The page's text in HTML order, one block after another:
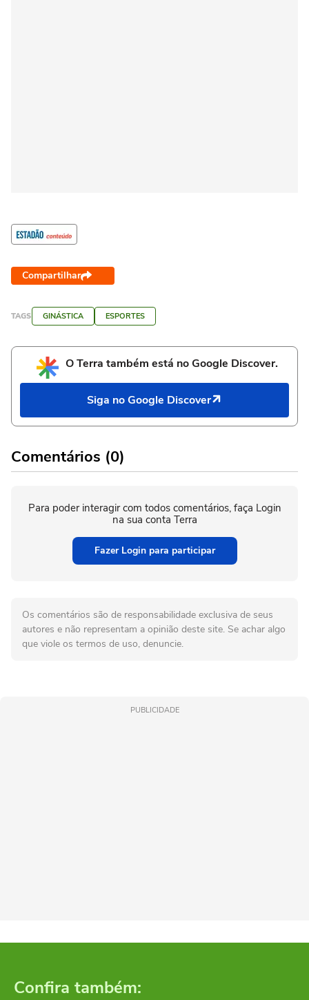
Compartilhar
TAGS GINÁSTICA ESPORTES
O Terra também está no Google Discover.
Siga no Google Discover
Comentários (0)
Para poder interagir com todos comentários, faça Login
na sua conta Terra
Fazer Login para participar
Os comentários são de responsabilidade exclusiva de seus
autores e não representam a opinião deste site. Se achar algo
que viole os termos de uso, denuncie.
PUBLICIDADE
Confira também: